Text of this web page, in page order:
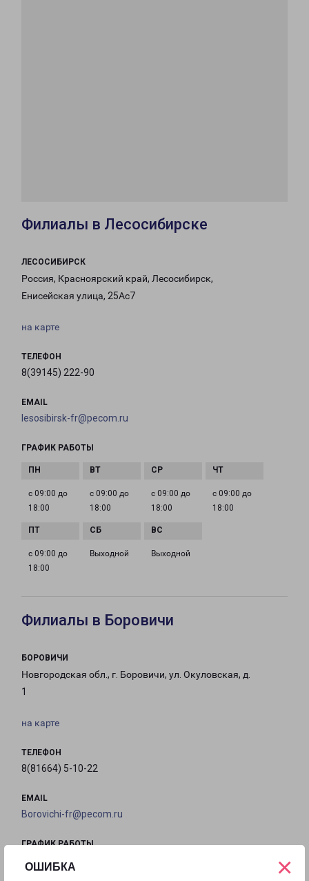
ОШИБКА ×
Филиалы в Лесосибирске
ЛЕСОСИБИРСК
Россия, Красноярский край, Лесосибирск,
Енисейская улица, 25Ас7
на карте
ТЕЛЕФОН
8(39145) 222-90
EMAIL
lesosibirsk-fr@pecom.ru
ГРАФИК РАБОТЫ
с 09:00 до
18:00
с 09:00 до
18:00
с 09:00 до
18:00
с 09:00 до
18:00
с 09:00 до
18:00
Выходной Выходной
Филиалы в Боровичи
БОРОВИЧИ
Новгородская обл., г. Боровичи, ул. Окуловская, д.
1
на карте
ТЕЛЕФОН
8(81664) 5-10-22
EMAIL
Borovichi-fr@pecom.ru
ГРАФИК РАБОТЫ